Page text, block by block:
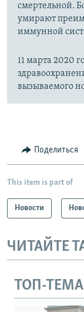
смертельной.
умирают
иммунной
11 марта 2020
вызываемого
Поделиться
This item is part of
Новости
ЧИТАЙТЕ
ТОП-ТЕМА